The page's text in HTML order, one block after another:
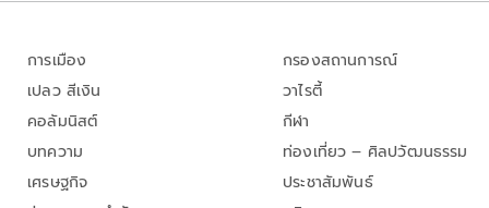
การเมือง
เปลว สีเงิน
คอลัมนิสต์
บทความ
เศรษฐกิจ
กรองสถานการณ์
วาไรตี้
กีฬา
ท่องเที่ยว – ศิลปวัฒนธรรม
ประชาสัมพันธ์